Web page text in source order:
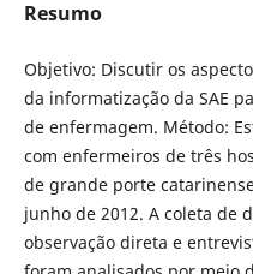
Resumo
Objetivo: Discutir os
da informatização da SAE
de enfermagem. Método:
com enfermeiros de três
de grande porte
junho de 2012. A coleta de
observação direta e